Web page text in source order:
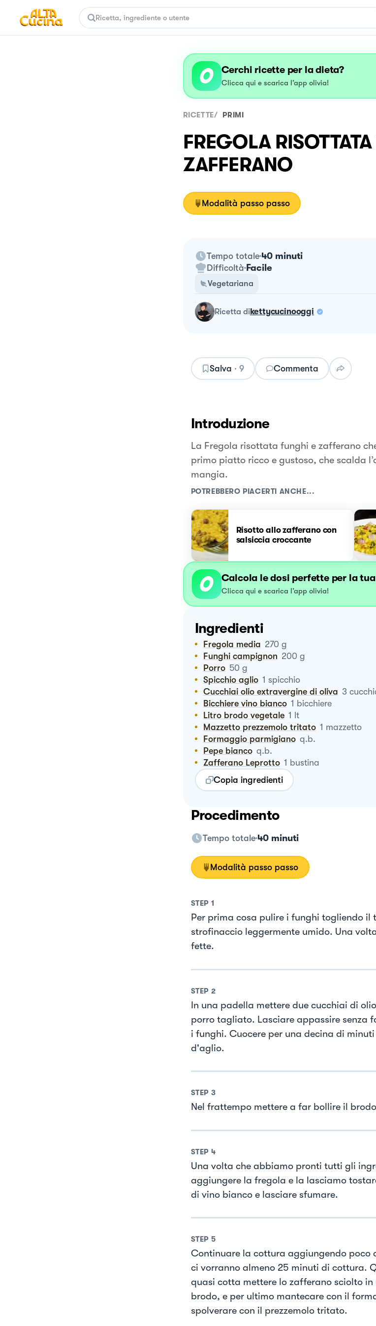
Cerchi ricette per la dieta?
Clicca qui e scarica l’app olivia!
RICETTE/ PRIMI
FREGOLA
ZAFFERANO
Modalità passo passo
Tempo totale 40 minuti
Difficoltà Facile
Vegetariana
ricetta dikettycucinooggi
Salva · 9 Commenta
Introduzione
La Fregola risottata funghi e zafferano
primo piatto ricco e gustoso, che scalda
mangia.
POTREBBERO PIACERTI ANCHE...
Risotto allo zafferano con
salsiccia croccante
Calcola le dosi perfette per la
Clicca qui e scarica l’app olivia!
Ingredienti
Fregola media 270 g
Funghi campignon 200 g
Porro 50 g
Spicchio aglio 1 spicchio
Cucchiai olio extravergine di oliva 3
Bicchiere vino bianco 1 bicchiere
Litro brodo vegetale 1 lt
Mazzetto prezzemolo tritato 1 mazzetto
Formaggio parmigiano q.b.
Pepe bianco q.b.
Zafferano Leprotto 1 bustina
Copia ingredienti
Procedimento
Tempo totale 40 minuti
Modalità passo passo
STEP 1
Per prima cosa pulire i funghi togliendo il
strofinaccio leggermente umido. Una
fette.
STEP 2
In una padella mettere due cucchiai di
porro tagliato. Lasciare appassire senza
i funghi. Cuocere per una decina di
d'aglio.
STEP 3
Nel frattempo mettere a far bollire il
STEP 4
Una volta che abbiamo pronti tutti gli
aggiungere la fregola e la lasciamo
di vino bianco e lasciare sfumare.
STEP 5
Continuare la cottura aggiungendo poco
ci vorranno almeno 25 minuti di cottura.
quasi cotta mettere lo zafferano sciolto
brodo, e per ultimo mantecare con il
spolverare con il prezzemolo tritato.